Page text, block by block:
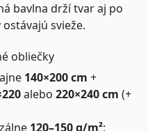
bavlna drží tvar aj po
svieže.
obliečky
140×200 cm +
alebo 220×240 cm (+
120–150 g/m²;